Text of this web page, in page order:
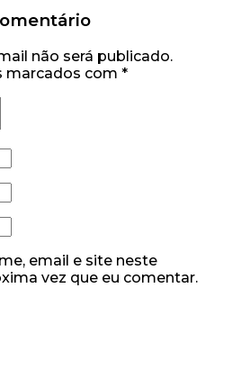
não será publicado.
marcados com *
email e site neste
vez que eu comentar.